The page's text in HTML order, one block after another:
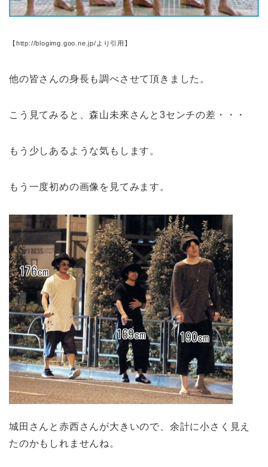
【http://blogimg.goo.ne.jp/より引用】
他の皆さんの身長も調べさせて頂きました。
こう見てみると、森山未來さんと3センチの差・・・
もう少しあるような気もします。
もう一度初めの画像を見てみます。
城田さんと赤西さんが大きいので、余計に小さく見え
たのかもしれませんね。